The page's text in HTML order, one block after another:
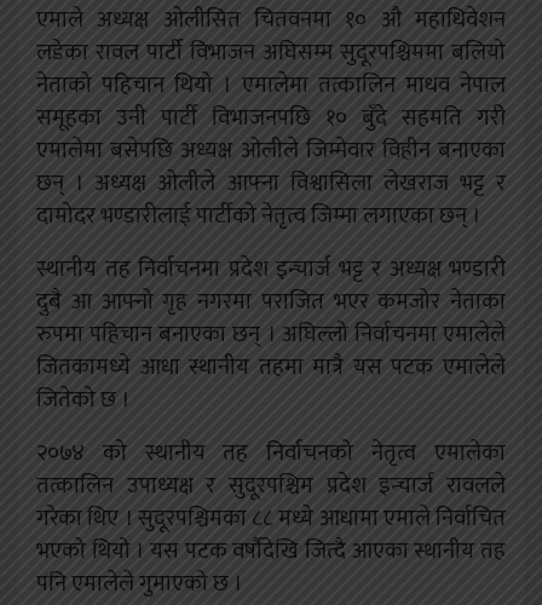
एमाले अध्यक्ष ओलीसित चितवनमा १० औ महाधिवेशन
लडेका रावल पार्टी विभाजन अघिसम्म सुदूरपश्चिममा बलियो
नेताको पहिचान थियो । एमालेमा तत्कालिन माधव नेपाल
समूहका उनी पार्टी विभाजनपछि १० बुँदे सहमति गरी
एमालेमा बसेपछि अध्यक्ष ओलीले जिम्मेवार विहीन बनाएका
छन् । अध्यक्ष ओलीले आफ्ना विश्वासिला लेखराज भट्ट र
दामोदर भण्डारीलाई पार्टीको नेतृत्व जिम्मा लगाएका छन् ।
स्थानीय तह निर्वाचनमा प्रदेश इन्चार्ज भट्ट र अध्यक्ष भण्डारी
दुबै आ आफ्नो गृह नगरमा पराजित भएर कमजोर नेताका
रुपमा पहिचान बनाएका छन् । अघिल्लो निर्वाचनमा एमालेले
जितकामध्ये आधा स्थानीय तहमा मात्रै यस पटक एमालेले
जितेको छ ।
२०७४ को स्थानीय तह निर्वाचनको नेतृत्व एमालेका
तत्कालिन उपाध्यक्ष र सुदूरपश्चिम प्रदेश इन्चार्ज रावलले
गरेका थिए । सुदूरपश्चिमका ८८ मध्ये आधामा एमाले निर्वाचित
भएको थियो । यस पटक वर्षौदेखि जित्दै आएका स्थानीय तह
पनि एमालेले गुमाएको छ ।